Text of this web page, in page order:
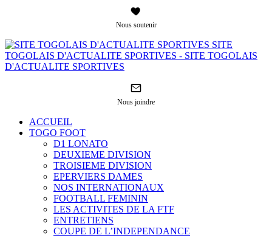
Nous soutenir
SITE
TOGOLAIS D'ACTUALITE SPORTIVES - SITE TOGOLAIS
D'ACTUALITE SPORTIVES
Nous joindre
ACCUEIL
TOGO FOOT
D1 LONATO
DEUXIEME DIVISION
TROISIEME DIVISION
EPERVIERS DAMES
NOS INTERNATIONAUX
FOOTBALL FEMININ
LES ACTIVITES DE LA FTF
ENTRETIENS
COUPE DE L’INDEPENDANCE